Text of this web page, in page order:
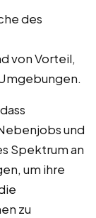
des
von Vorteil,
und
Spektrum an
um ihre
zu